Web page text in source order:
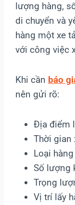
lượng hàng,
di chuyển và
hàng một xe
với công việc
Khi cần báo
nên gửi rõ:
Địa điểm
Thời gian
Loại
Số lượng
Trọng
Vị trí lấy